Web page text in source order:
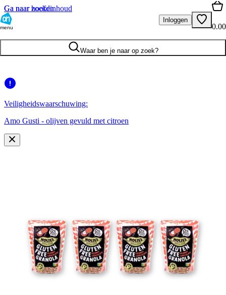
Ga naar hoofdinhoud
Ga naar zoeken
menu
Inloggen
0.00
Waar ben je naar op zoek?
Veiligheidswaarschuwing:
Amo Gusti - olijven gevuld met citroen